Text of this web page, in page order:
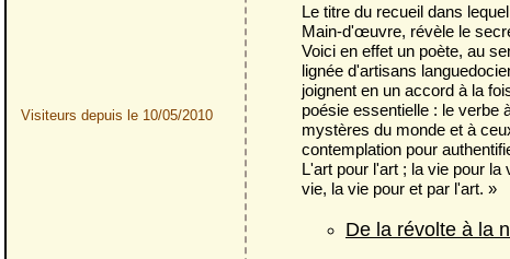
Visiteurs depuis le 10/05/2010
Le titre du recueil dans
Main-d'œuvre, révèle le
Voici en effet un poète, au
lignée d'artisans
joignent en un accord à la
poésie essentielle : le verbe
mystères du monde et à
contemplation pour
L'art pour l'art ; la vie pour
vie, la vie pour et par l'art. »
De la révolte à la